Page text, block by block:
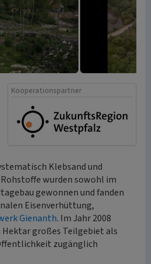
Kooperationspartner
Klebsand und
wurden sowohl im
gewonnen und fanden
Eisenverhüttung,
Gienanth. Im Jahr 2008
großes Teilgebiet als
zugänglich